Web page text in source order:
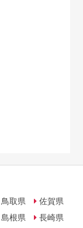
鳥取県
島根県
佐賀県
長崎県